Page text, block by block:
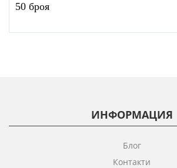
50 броя
ИНФОРМАЦИЯ
Блог
Контакти